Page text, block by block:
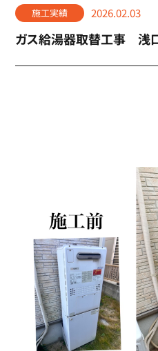
施工実績 2026.02.03
ガス給湯器取替工事